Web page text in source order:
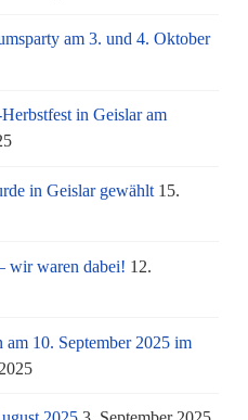
am 3. und 4. Oktober
in Geislar am
in Geislar gewählt 15.
wir waren dabei! 12.
10. September 2025 im